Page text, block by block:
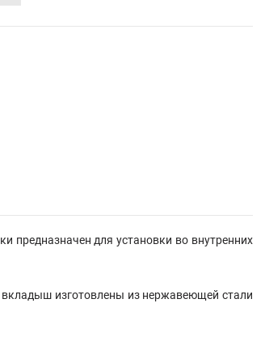
предназначен для установки во внутренних
изготовлены из нержавеющей стали